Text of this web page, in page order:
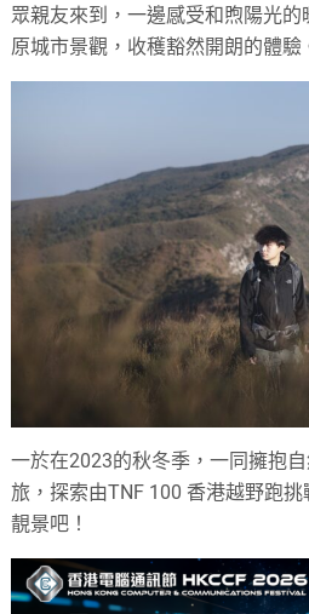
眾親友來到，一邊感受和煦陽光
原城市景觀，收穫豁然開朗的體驗
一於在2023的秋冬季，一同擁抱
旅，探索由TNF 100 香港越野跑
靚景吧！